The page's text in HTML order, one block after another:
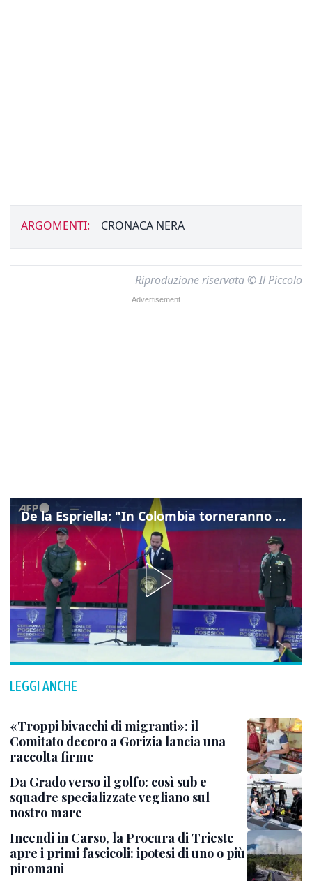
ARGOMENTI: CRONACA NERA
Riproduzione riservata © Il Piccolo
De la Espriella: "In Colombia torneranno ordine, autorità e libertà"
LEGGI ANCHE
«Troppi bivacchi di migranti»: il
Comitato decoro a Gorizia lancia una
raccolta firme
Da Grado verso il golfo: così sub e
squadre specializzate vegliano sul
nostro mare
Incendi in Carso, la Procura di Trieste
apre i primi fascicoli: ipotesi di uno o più
piromani